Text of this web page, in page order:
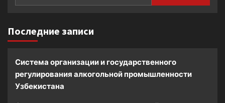
Последние записи
Система организации и государственного
регулирования алкогольной промышленности
Узбекистана